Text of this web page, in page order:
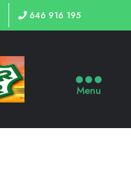
646 916 195
Menu